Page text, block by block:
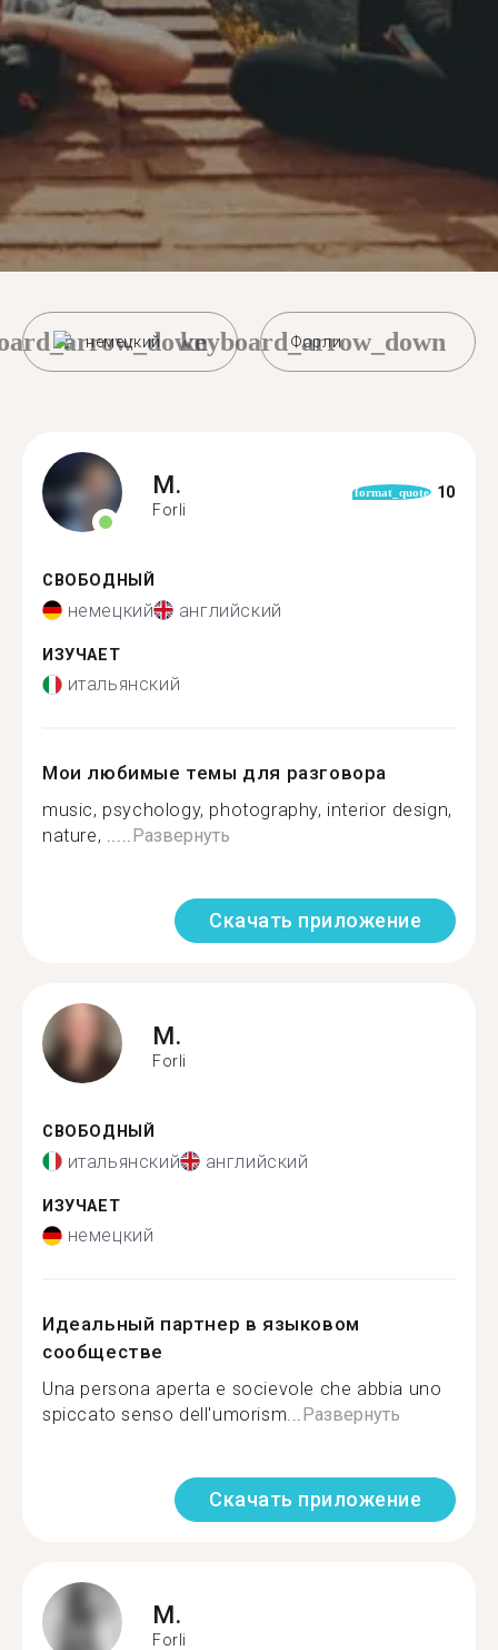
немецкий Форли
keyboard_arrow_down
M.
Forli
format_quote 10
СВОБОДНЫЙ
немецкий английский
ИЗУЧАЕТ
итальянский
Мои любимые темы для разговора
music, psychology, photography, interior design,
nature, .....Развернуть
Скачать приложение
M.
Forli
СВОБОДНЫЙ
итальянский английский
ИЗУЧАЕТ
немецкий
Идеальный партнер в языковом
сообществе
Una persona aperta e socievole che abbia uno
spiccato senso dell'umorism...Развернуть
Скачать приложение
M.
Forli